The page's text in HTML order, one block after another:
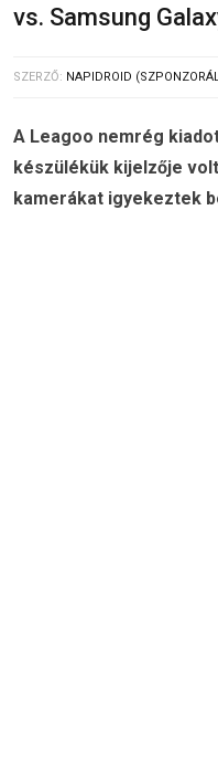
vs. Samsung
SZERZŐ: NAPIDROID
A Leagoo nemrég
készülékük kijelzője
kamerákat igyekeztek